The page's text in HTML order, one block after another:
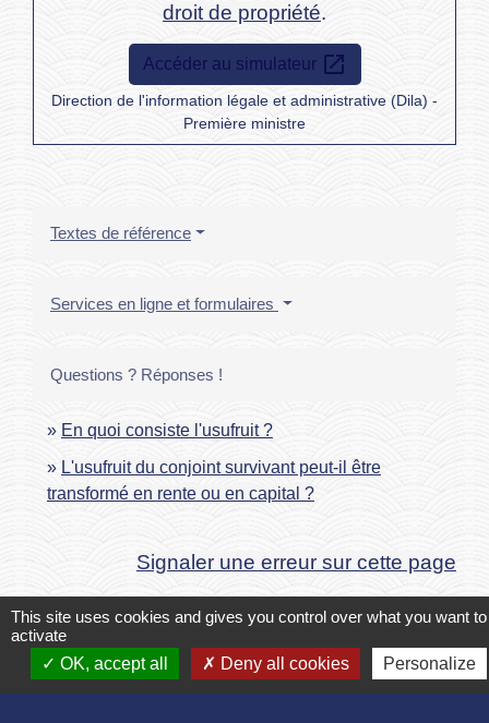
droit de propriété.
Accéder au simulateur open_in_new
Direction de l'information légale et administrative (Dila) -
Première ministre
Textes de référence
Services en ligne et formulaires
Questions ? Réponses !
En quoi consiste l'usufruit ?
L'usufruit du conjoint survivant peut-il être
transformé en rente ou en capital ?
Signaler une erreur sur cette page
Contact
This site uses cookies and gives you control over what you want to
activate
OK, accept all
Deny all cookies Personalize